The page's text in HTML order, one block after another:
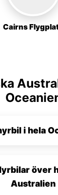
Cairns
i hela
över
Australien